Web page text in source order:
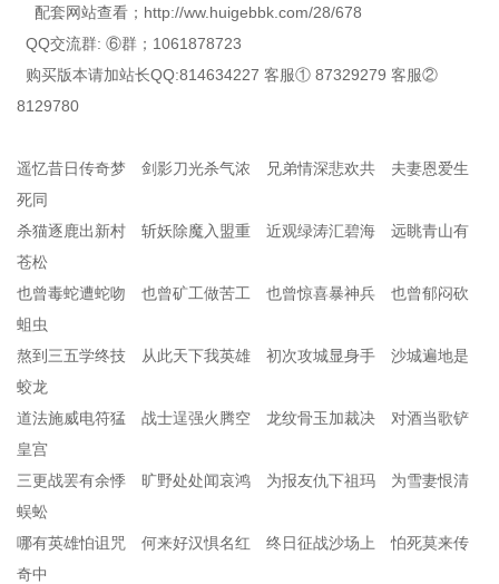
配套网站查看；http://ww.huigebbk.com/28/678
QQ交流群: ⑥群；1061878723
购买版本请加站长QQ:814634227 客服① 87329279 客服②
8129780
遥忆昔日传奇梦 剑影刀光杀气浓 兄弟情深悲欢共 夫妻恩爱生
死同
杀猫逐鹿出新村 斩妖除魔入盟重 近观绿涛汇碧海 远眺青山有
苍松
也曾毒蛇遭蛇吻 也曾矿工做苦工 也曾惊喜暴神兵 也曾郁闷砍
蛆虫
熬到三五学终技 从此天下我英雄 初次攻城显身手 沙城遍地是
蛟龙
道法施威电符猛 战士逞强火腾空 龙纹骨玉加裁决 对酒当歌铲
皇宫
三更战罢有余悸 旷野处处闻哀鸿 为报友仇下祖玛 为雪妻恨清
蜈蚣
哪有英雄怕诅咒 何来好汉惧名红 终日征战沙场上 怕死莫来传
奇中